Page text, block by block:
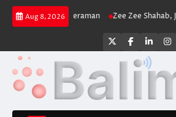
Skip
Aug 8, 2026
Cengkeraman Zee Zee Shahab, Jejak
Twitter
Facebook